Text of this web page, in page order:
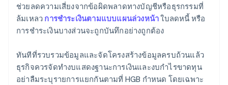
ช่วยลดความเสี่ยงจากข้อผิดพลาดทางบัญชีหรือธุรกรรมที่
ล้มเหลว การชำระเงินตามแบบแผนล่วงหน้าใบลดหนี้ หรือ
การชำระเงินบางส่วนจะถูกบันทึกอย่างถูกต้อง
ทันทีที่รวบรวมข้อมูลและจัดโครงสร้างข้อมูลครบถ้วนแล้ว
ธุรกิจควรจัดทำงบแสดงฐานะการเงินและงบกำไรขาดทุน
อย่าลืมระบุรายการแยกกันตามที่ HGB กำหนด โดยเฉพาะ